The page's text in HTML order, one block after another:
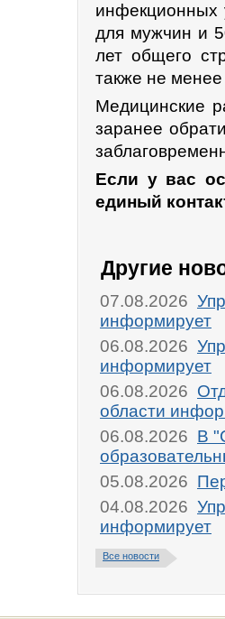
инфекционных
для мужчин и
лет общего
также не
Медицинские
заранее
Если у вас
единый
Другие
07.08.2026
информирует
06.08.2026
информирует
06.08.2026
области
06.08.2026 В
05.08.2026
04.08.2026
информирует
Все новости